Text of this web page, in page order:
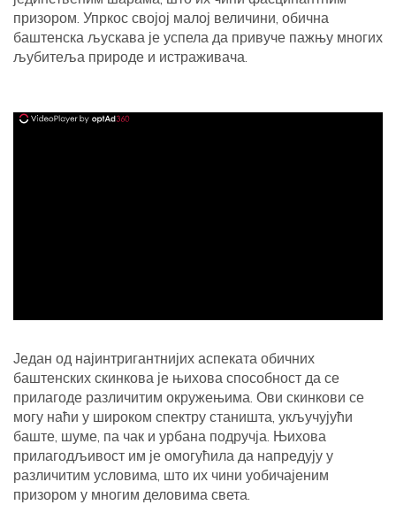
призором. Упркос својој малој величини, обична
баштенска љускава је успела да привуче пажњу многих
љубитеља природе и истраживача.
Један од најинтригантнијих аспеката обичних
баштенских скинкова је њихова способност да се
прилагоде различитим окружењима. Ови скинкови се
могу наћи у широком спектру станишта, укључујући
баште, шуме, па чак и урбана подручја. Њихова
прилагодљивост им је омогућила да напредују у
различитим условима, што их чини уобичајеним
призором у многим деловима света.